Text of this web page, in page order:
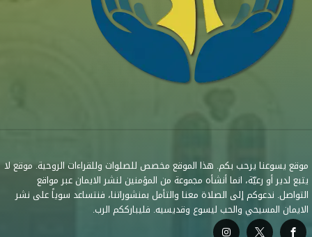
موقع يسوعنا يرحب بكم. هذا الموقع مخصص للصلوات وللقراءات الروحية. موقع لا
يتبع لدير أو رعيّة، انما أنشأه مجموعة من المؤمنين لنشر الايمان عبر مواقع
التواصل. ندعوكم إلى الصلاة معنا والتأمل بمنشوراتنا، فنتساعد سوياً على نشر
الايمان المسيحي والحب ليسوع وقديسيه. فليبارككم الرب.